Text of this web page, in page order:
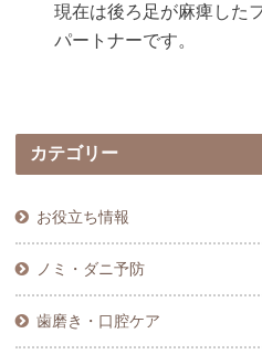
現在は後ろ足が麻痺した
パートナーです。
カテゴリー
お役立ち情報
ノミ・ダニ予防
歯磨き・口腔ケア